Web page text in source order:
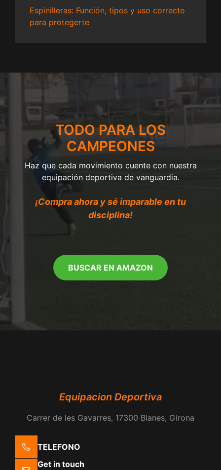
Espinilleras: Función, tipos y uso correcto
para protegerte
TODO PARA LOS
CAMPEONES
Haz que cada movimiento cuente con nuestra
equipación deportiva de vanguardia.
¡Compra ahora y sé imparable en tu
disciplina!
BUSCAR EN AMAZON
Equipacion Deportiva
Carrer de les Gavarres, 17300 Blanes, Girona
TELEFONO
Get in touch